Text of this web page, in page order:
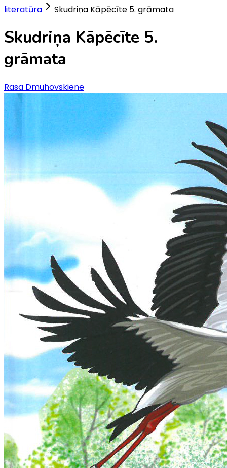
literatūra
Skudriņa Kāpēcīte 5. grāmata
Skudriņa Kāpēcīte 5.
grāmata
Rasa Dmuhovskiene